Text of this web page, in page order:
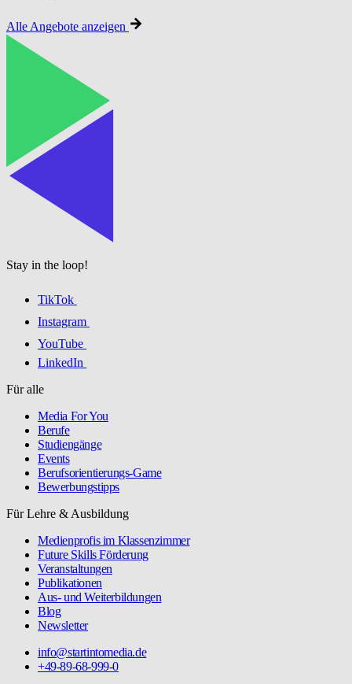
Alle Angebote anzeigen
Stay in the loop!
TikTok
Instagram
YouTube
LinkedIn
Für alle
Media For You
Berufe
Studiengänge
Events
Berufsorientierungs-Game
Bewerbungstipps
Für Lehre & Ausbildung
Medienprofis im Klassenzimmer
Future Skills Förderung
Veranstaltungen
Publikationen
Aus- und Weiterbildungen
Blog
Newsletter
info@startintomedia.de
+49-89-68-999-0